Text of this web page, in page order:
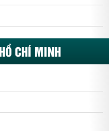
CHÍ MINH